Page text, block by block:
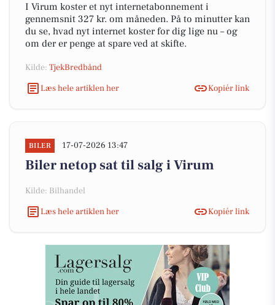
I Virum koster et nyt internetabonnement i
gennemsnit 327 kr. om måneden. På to minutter kan
du se, hvad nyt internet koster for dig lige nu – og
om der er penge at spare ved at skifte.
Kilde: TjekBredbånd
Læs hele artiklen her
Kopiér link
BILER 17-07-2026 13:47
Biler netop sat til salg i Virum
Kilde: Bilhandel
Læs hele artiklen her
Kopiér link